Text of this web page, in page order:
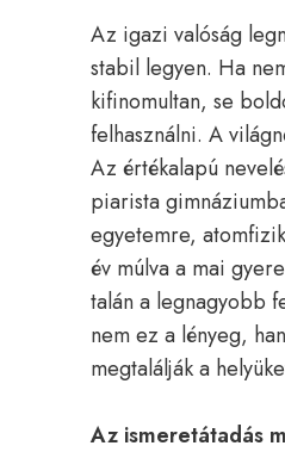
Az igazi valóság
stabil legyen. Ha
kifinomultan, se
felhasználni. A
Az értékalapú
piarista
egyetemre,
év múlva a mai
talán a legnagyobb
nem ez a lényeg,
megtalálják a
Az ismeretátadás